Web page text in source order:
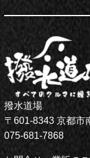
撥水道場
〒601-8343 京都市
075-681-7868